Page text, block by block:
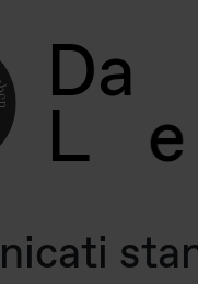
Da
L e